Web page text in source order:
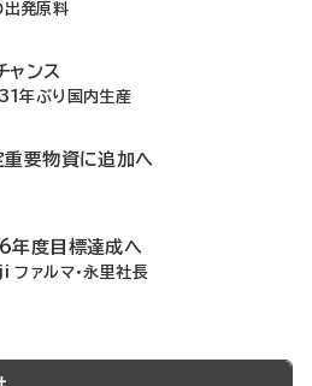
発原料
ャンス
年ぶり国内生産
重要物資に追加へ
年度目標達成へ
ァルマ・永里社長